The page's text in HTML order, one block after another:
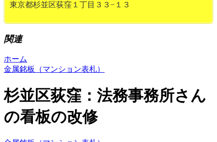
東京都杉並区荻窪１丁目３３−１３
関連
ホーム
金属銘板（マンション表札）
杉並区荻窪：法務事務所さん
の看板の改修